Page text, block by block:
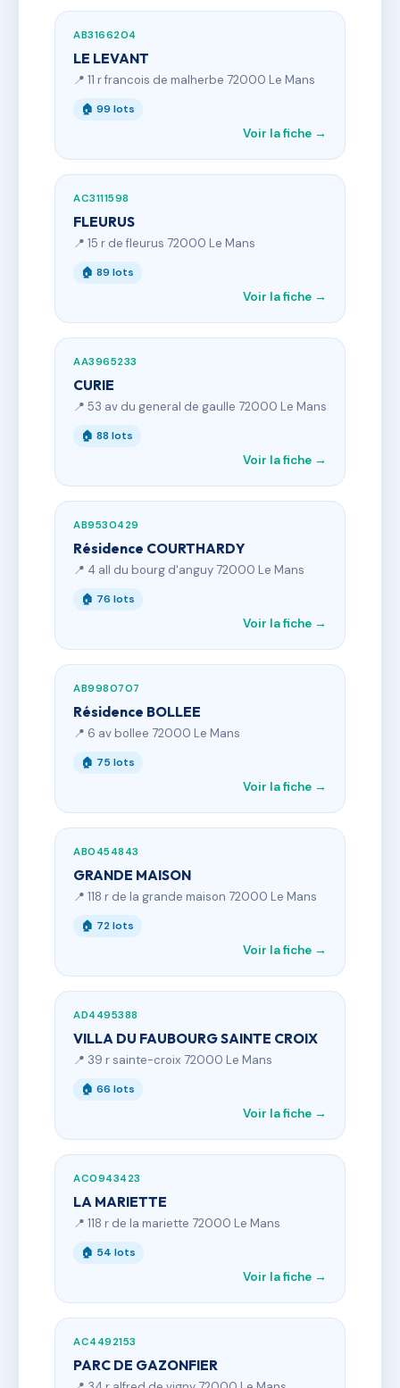
AB3166204
LE LEVANT
📍 11 r francois de malherbe 72000 Le Mans
🏠 99 lots
Voir la fiche →
AC3111598
FLEURUS
📍 15 r de fleurus 72000 Le Mans
🏠 89 lots
Voir la fiche →
AA3965233
CURIE
📍 53 av du general de gaulle 72000 Le Mans
🏠 88 lots
Voir la fiche →
AB9530429
Résidence COURTHARDY
📍 4 all du bourg d'anguy 72000 Le Mans
🏠 76 lots
Voir la fiche →
AB9980707
Résidence BOLLEE
📍 6 av bollee 72000 Le Mans
🏠 75 lots
Voir la fiche →
AB0454843
GRANDE MAISON
📍 118 r de la grande maison 72000 Le Mans
🏠 72 lots
Voir la fiche →
AD4495388
VILLA DU FAUBOURG SAINTE CROIX
📍 39 r sainte-croix 72000 Le Mans
🏠 66 lots
Voir la fiche →
AC0943423
LA MARIETTE
📍 118 r de la mariette 72000 Le Mans
🏠 54 lots
Voir la fiche →
AC4492153
PARC DE GAZONFIER